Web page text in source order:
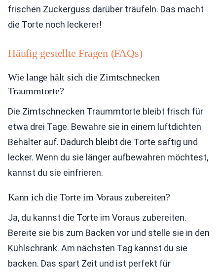
frischen Zuckerguss darüber träufeln. Das macht
die Torte noch leckerer!
Häufig gestellte Fragen (FAQs)
Wie lange hält sich die Zimtschnecken
Traummtorte?
Die Zimtschnecken Traummtorte bleibt frisch für
etwa drei Tage. Bewahre sie in einem luftdichten
Behälter auf. Dadurch bleibt die Torte saftig und
lecker. Wenn du sie länger aufbewahren möchtest,
kannst du sie einfrieren.
Kann ich die Torte im Voraus zubereiten?
Ja, du kannst die Torte im Voraus zubereiten.
Bereite sie bis zum Backen vor und stelle sie in den
Kühlschrank. Am nächsten Tag kannst du sie
backen. Das spart Zeit und ist perfekt für